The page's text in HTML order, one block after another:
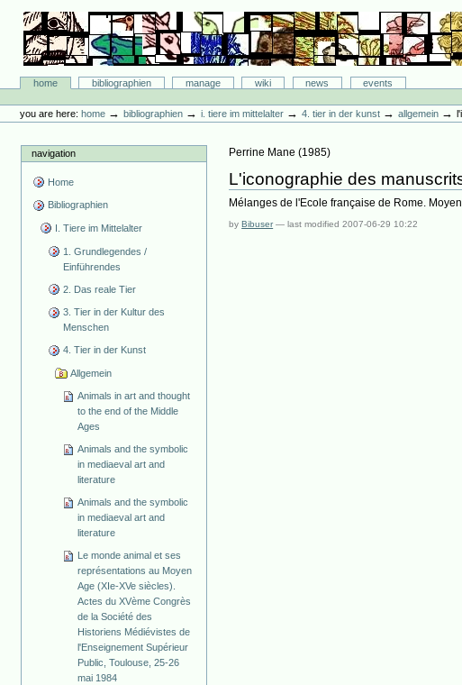
content.
navigation
Bibliographie-Portal
Sectionshome bibliographien manage wiki news
events
tools
you are here: home →bibliographien →i. tiere im mittelalter →4. tier in der kunst →allgemein →
navigation
Home
Bibliographien
I. Tiere im Mittelalter
1. Grundlegendes /
Einführendes
2. Das reale Tier
3. Tier in der Kultur des
Menschen
4. Tier in der Kunst
Allgemein
Animals in art and thought
to the end of the Middle
Ages
Animals and the symbolic
in mediaeval art and
literature
Animals and the symbolic
in mediaeval art and
literature
Le monde animal et ses
représentations au Moyen
Age (XIe-XVe siècles).
Actes du XVème Congrès
de la Société des
Historiens Médiévistes de
l'Enseignement Supérieur
Public, Toulouse, 25-26
mai 1984
Perrine Mane (1985)
L'iconographie des
Mélanges de l'Ecole française de Rome.
byBibuser —last modified2007-06-29 10:22